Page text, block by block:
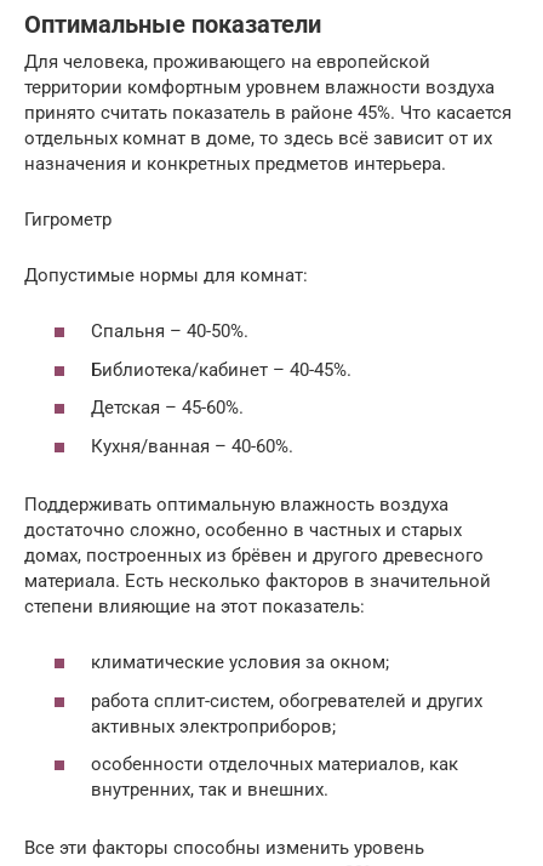
Оптимальные показатели
Для человека, проживающего на европейской
территории комфортным уровнем влажности воздуха
принято считать показатель в районе 45%. Что касается
отдельных комнат в доме, то здесь всё зависит от их
назначения и конкретных предметов интерьера.
Гигрометр
Допустимые нормы для комнат:
Спальня – 40-50%.
Библиотека/кабинет – 40-45%.
Детская – 45-60%.
Кухня/ванная – 40-60%.
Поддерживать оптимальную влажность воздуха
достаточно сложно, особенно в частных и старых
домах, построенных из брёвен и другого древесного
материала. Есть несколько факторов в значительной
степени влияющие на этот показатель:
климатические условия за окном;
работа сплит-систем, обогревателей и других
активных электроприборов;
особенности отделочных материалов, как
внутренних, так и внешних.
Все эти факторы способны изменить уровень